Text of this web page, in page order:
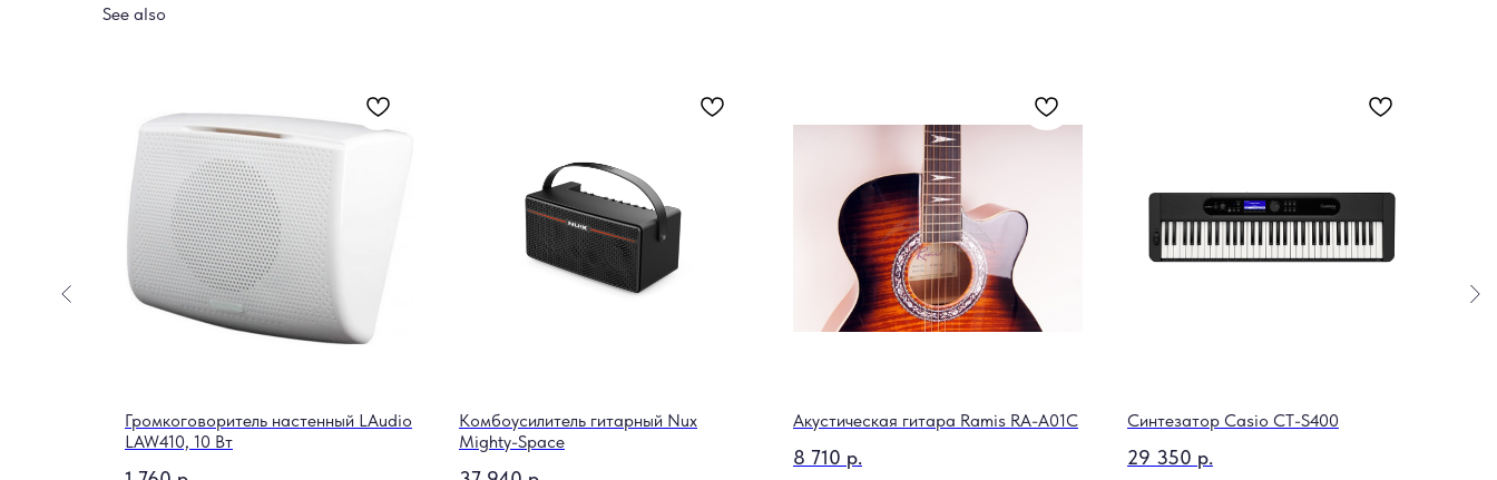
See also
Громкоговоритель настенный LAudio
LAW410, 10 Вт
Комбоусилитель гитарный Nux
Mighty-Space
Акустическая гитара Ramis RA-A01C
8 710 р.
Синтезатор Casio CT-S400
29 350 р.